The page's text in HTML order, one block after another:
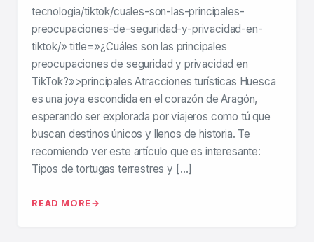
tecnologia/tiktok/cuales-son-las-principales-
preocupaciones-de-seguridad-y-privacidad-en-
tiktok/» title=»¿Cuáles son las principales
preocupaciones de seguridad y privacidad en
TikTok?»>principales Atracciones turísticas Huesca
es una joya escondida en el corazón de Aragón,
esperando ser explorada por viajeros como tú que
buscan destinos únicos y llenos de historia. Te
recomiendo ver este artículo que es interesante:
Tipos de tortugas terrestres y […]
READ MORE